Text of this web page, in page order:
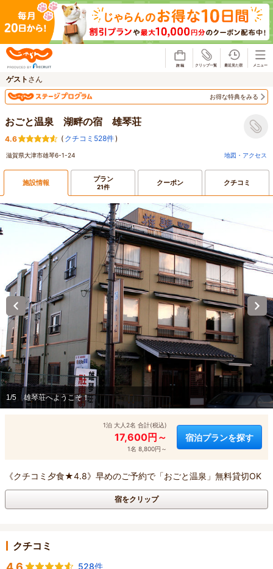
ゲスト さん
お得な特典をみる
おごと温泉 湖畔の宿 雄琴荘
4.6 ( クチコミ528件)
滋賀県大津市雄琴6-1-24 地図・アクセス
施設情報 プラン
21件 クーポン クチコミ
1/5 雄琴荘へようこそ！
1泊 大人2名 合計(税込)
17,600円～
1名 8,800円～
宿泊プランを探す
《クチコミ夕食★4.8》早めのご予約で「おごと温泉」無料貸切OK
宿をクリップ
クチコミ
528件